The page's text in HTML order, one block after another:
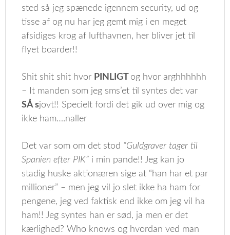
sted så jeg spænede igennem security, ud og
tisse af og nu har jeg gemt mig i en meget
afsidiges krog af lufthavnen, her bliver jet til
flyet boarder!!
Shit shit shit hvor PINLIGT og hvor arghhhhhh
– It manden som jeg sms’et til syntes det var
SÅ sjovt!! Specielt fordi det gik ud over mig og
ikke ham….naller
Det var som om det stod “Guldgraver tager til
Spanien efter PIK” i min pande!! Jeg kan jo
stadig huske aktionæren sige at “han har et par
millioner” – men jeg vil jo slet ikke ha ham for
pengene, jeg ved faktisk end ikke om jeg vil ha
ham!! Jeg syntes han er sød, ja men er det
kærlighed? Who knows og hvordan ved man